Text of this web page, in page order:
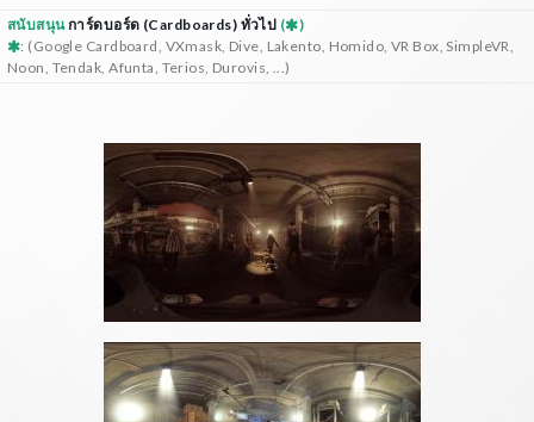
สนับสนุนการ์ดบอร์ด (Cardboards) ทั่วไป (
)
: (Google Cardboard, VXmask, Dive, Lakento, Homido, VR Box, SimpleVR,
Noon, Tendak, Afunta, Terios, Durovis, ...)